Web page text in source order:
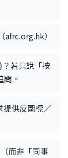
afrc.org.hk）
？若只說「按
。
提供反圍標／
而非「同事